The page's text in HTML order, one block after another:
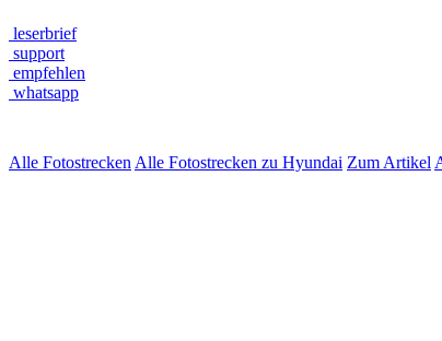
leserbrief
support
empfehlen
whatsapp
Alle Fotostrecken Alle Fotostrecken zu Hyundai Zum Artikel